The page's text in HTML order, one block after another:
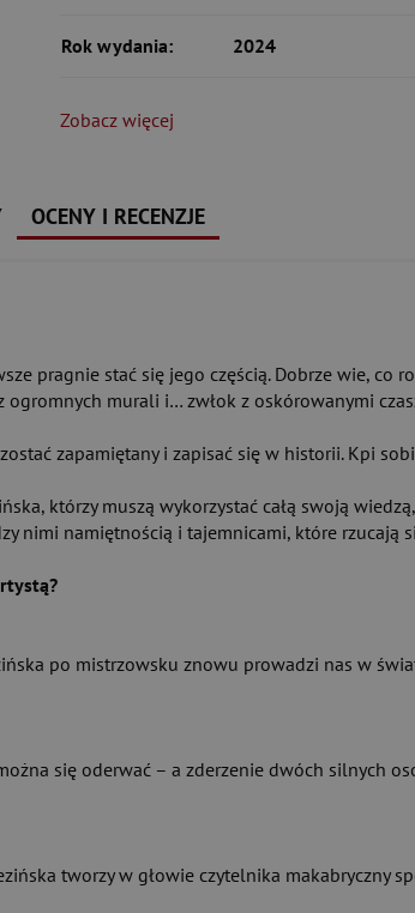
Rok wydania: 2024
Zobacz więcej
OCENY I RECENZJE
pragnie stać się jego częścią. Dobrze wie, co
ogromnych murali i… zwłok z oskórowanymi
zapamiętany i zapisać się w historii. Kpi
którzy muszą wykorzystać całą swoją
nimi namiętnością i tajemnicami, które rzucają
po mistrzowsku znowu prowadzi nas w
się oderwać – a zderzenie dwóch silnych
tworzy w głowie czytelnika